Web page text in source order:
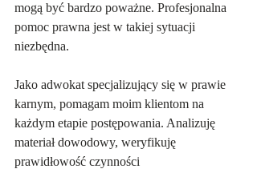
mogą być bardzo poważne. Profesjonalna
pomoc prawna jest w takiej sytuacji
niezbędna.
Jako adwokat specjalizujący się w prawie
karnym, pomagam moim klientom na
każdym etapie postępowania. Analizuję
materiał dowodowy, weryfikuję
prawidłowość czynności